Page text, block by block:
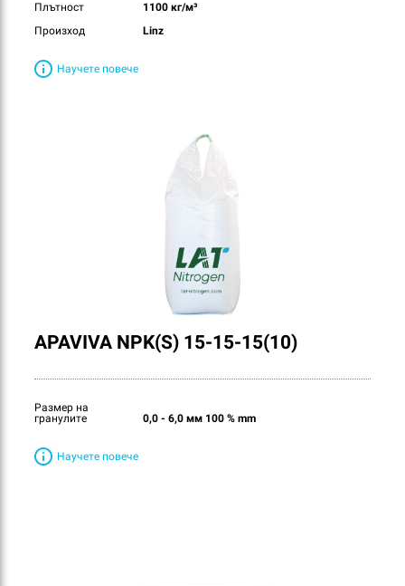
Плътност
1100 кг/м³
Произход
Linz
Научете повече
APAVIVA NPK(S) 15-15-15(10)
Размер на
гранулите
0,0 - 6,0 мм 100 % mm
Научете повече